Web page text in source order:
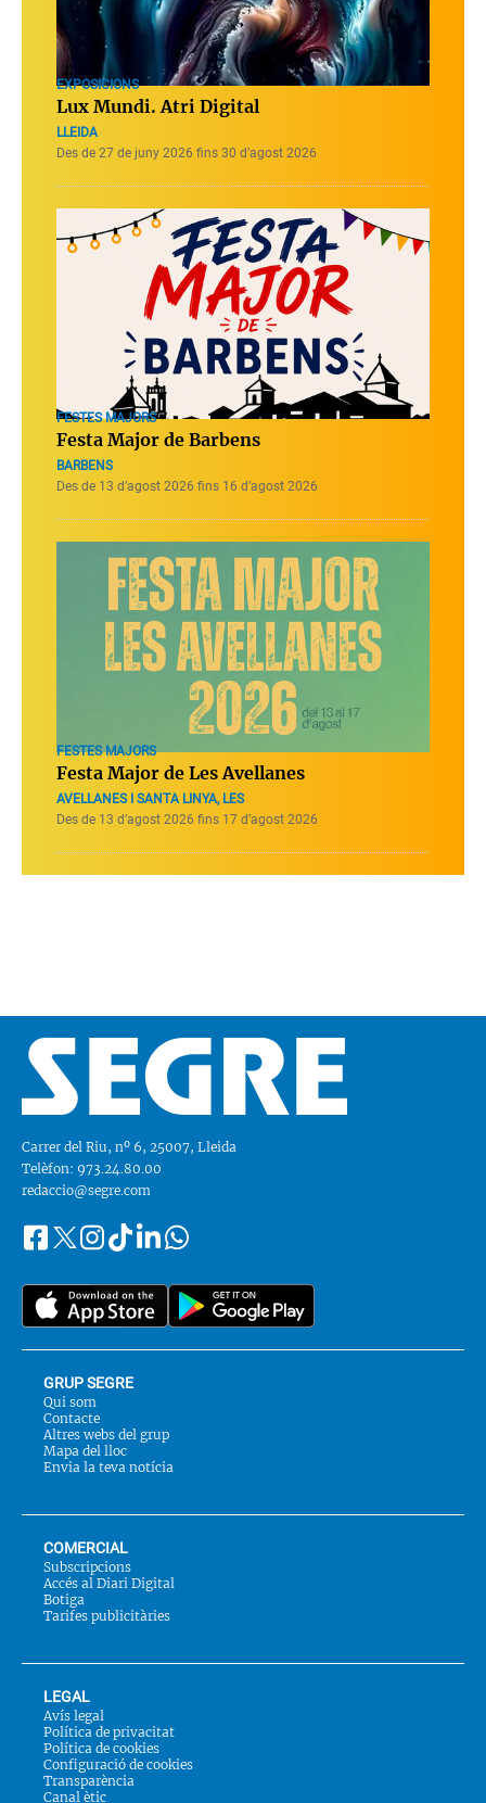
EXPOSICIONS
Lux Mundi. Atri Digital
LLEIDA
Des de 27 de juny 2026 fins 30 d’agost 2026
FESTES MAJORS
Festa Major de Barbens
BARBENS
Des de 13 d’agost 2026 fins 16 d’agost 2026
FESTES MAJORS
Festa Major de Les Avellanes
AVELLANES I SANTA LINYA, LES
Des de 13 d’agost 2026 fins 17 d’agost 2026
Carrer del Riu, nº 6, 25007, Lleida
Telèfon: 973.24.80.00
redaccio@segre.com
Segueix-
a::
FacebookInstagram
TiktokLinkedinWhatsapp
GRUP SEGRE
Qui som
Contacte
Altres webs del grup
Mapa del lloc
Envia la teva notícia
COMERCIAL
Subscripcions
Accés al Diari Digital
Botiga
Tarifes publicitàries
LEGAL
Avís legal
Política de privacitat
Política de cookies
Configuració de cookies
Transparència
Canal ètic